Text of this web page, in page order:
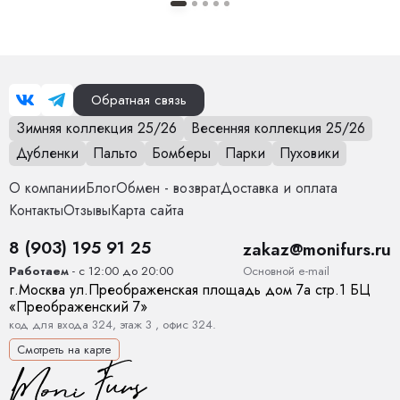
Длина изделия 130 см
Опции опушки Нет
Температурный режим от 0 до +15
Декоративные элементы
Тип карманов глубокие
Конструктивные элементы Карманы, Пояс
Тип рукава Прямой, спущенный
Обратная связь
Зимняя коллекция 25/26
Весенняя коллекция 25/26
Дубленки
Пальто Бомберы Парки
Пуховики
О компанииБлогОбмен - возвратДоставка и оплата
КонтактыОтзывыКарта сайта
8 (903) 195 91 25
Работаем - с 12:00 до 20:00
zakaz@monifurs.ru
Основной е-mail
г.Москва ул.Преображенская площадь дом 7а стр.1 БЦ
«Преображенский 7»
код для входа 324, этаж 3 , офис 324.
Смотреть на карте